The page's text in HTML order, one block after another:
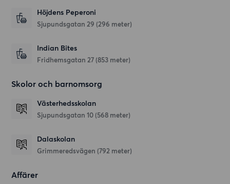
Höjdens Peperoni
Sjupundsgatan 29 (296 meter)
Indian Bites
Fridhemsgatan 27 (853 meter)
Skolor och barnomsorg
Västerhedsskolan
Sjupundsgatan 10 (568 meter)
Dalaskolan
Grimmeredsvägen (792 meter)
Affärer